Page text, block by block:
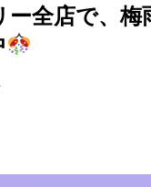
全店で、梅